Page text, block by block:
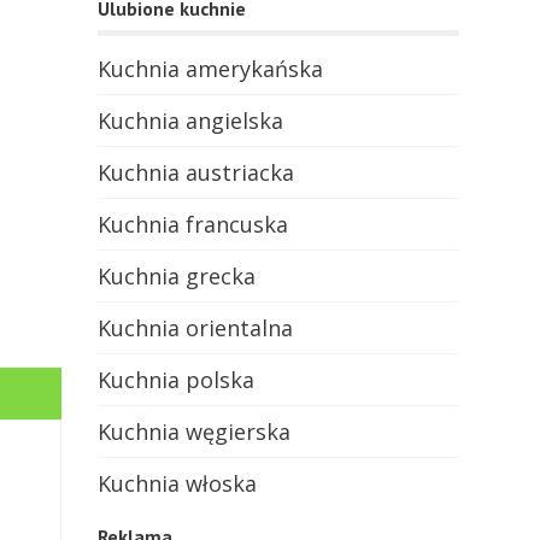
Ulubione kuchnie
Kuchnia amerykańska
Kuchnia angielska
Kuchnia austriacka
Kuchnia francuska
Kuchnia grecka
Kuchnia orientalna
Kuchnia polska
Kuchnia węgierska
Kuchnia włoska